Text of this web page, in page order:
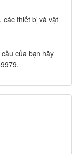
các thiết bị và vật
của bạn hãy